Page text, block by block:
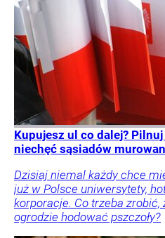
Kupujesz ul co dalej?
niechęć sąsiadów
Dzisiaj niemal każdy chce
już w Polsce uniwersytety,
korporacje. Co trzeba
ogrodzie hodować pszczoły?